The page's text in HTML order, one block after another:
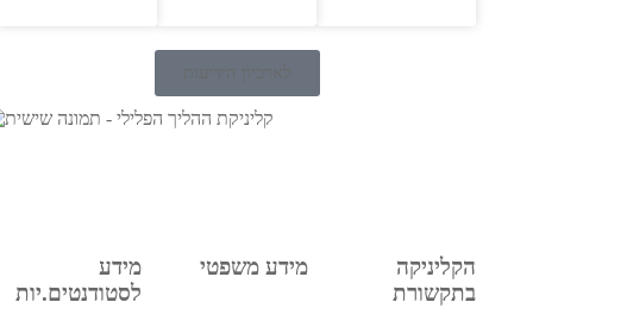
הקליניקה
בתקשורת
מידע משפטי
מידע
לסטודנטים.יות